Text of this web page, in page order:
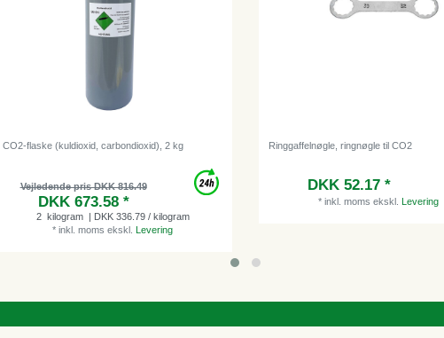
CO2-flaske (kuldioxid, carbondioxid), 2 kg
Vejledende pris DKK 816.49
DKK 673.58 *
2 kilogram
| DKK 336.79 / kilogram
* inkl. moms ekskl. Levering
Ringgaffelnøgle, ringnøgle til CO2
DKK 52.17 *
* inkl. moms ekskl. Levering